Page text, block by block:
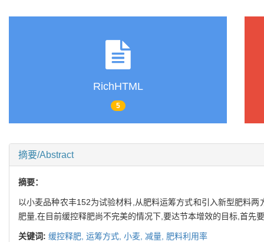
RichHTML
5
摘要/Abstract
摘要：
以小麦品种农丰152为试验材料,从肥料运筹方式和引入新型肥料
肥量,在目前缓控释肥尚不完美的情况下,要达节本增效的目标,首先
关键词: 缓控释肥, 运筹方式, 小麦, 减量, 肥料利用率